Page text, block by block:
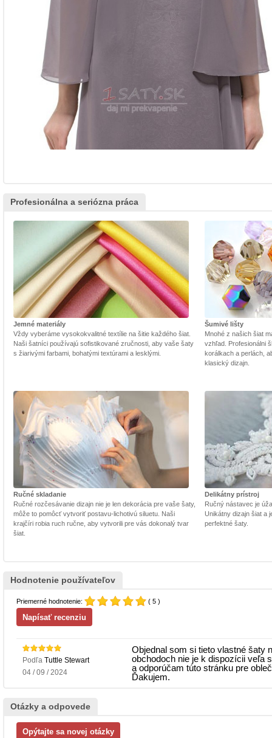
Profesionálna a seriózna práca
Jemné materiály
Vždy vyberáme vysokokvalitné textílie na šitie každého šiat.
Naši šatníci používajú sofistikované zručnosti, aby vaše šaty
s žiarivými farbami, bohatými textúrami a lesklými.
Šumivé lišty
Mnohé z našich šiat
vzhľad. Profesionálni
korálkach a perlách,
klasický dizajn.
Ručné skladanie
Ručné rozčesávanie dizajn nie je len dekorácia pre vaše šaty,
môže to pomôcť vytvoriť postavu-lichotivú siluetu. Naši
krajčíri robia ruch ručne, aby vytvorili pre vás dokonalý tvar
šiat.
Delikátny prístroj
Ručný nástavec je
Unikátny dizajn šiat a
perfektné šaty.
Hodnotenie používateľov
Priemerné hodnotenie: ( 5 )
Podľa Tuttle Stewart
04 / 09 / 2024
Objednal som si tieto vlastné šaty
obchodoch nie je k dispozícii veľa
a odporúčam túto stránku pre
Ďakujem.
Otázky a odpovede